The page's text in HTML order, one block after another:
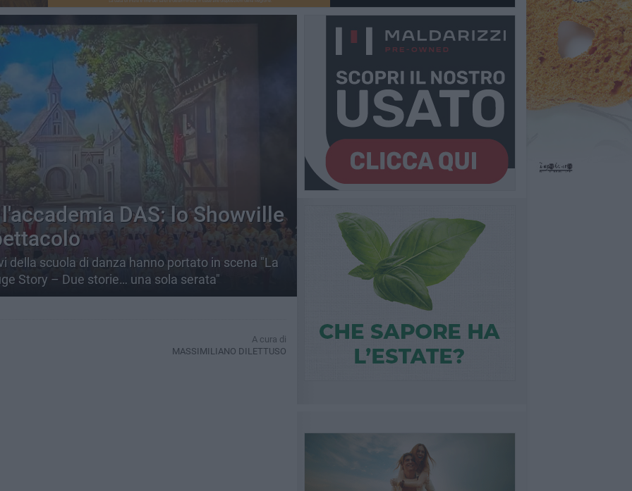
DAS: lo Showville
della scuola di danza hanno portato in scena "La
Story – Due storie… una sola serata"
A cura di
MASSIMILIANO DILETTUSO